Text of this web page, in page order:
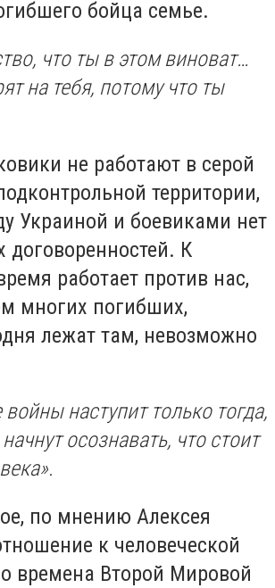
бойца семье.
что ты в этом виноват…
на тебя, потому что ты
не работают в серой
территории,
Украиной и боевиками нет
договоренностей. К
работает против нас,
многих погибших,
лежат там, невозможно
наступит только тогда,
осознавать, что стоит
по мнению Алексея
к человеческой
времена Второй Мировой